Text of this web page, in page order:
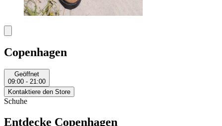
Copenhagen
Geöffnet
09:00 - 21:00
Kontaktiere den Store
Schuhe
Entdecke Copenhagen